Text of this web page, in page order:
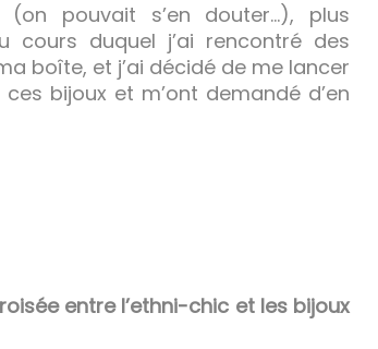
(on pouvait s’en douter…), plus
cours duquel j’ai rencontré des
boîte, et j’ai décidé de me lancer
bijoux et m’ont demandé d’en
entre l’ethni-chic et les bijoux